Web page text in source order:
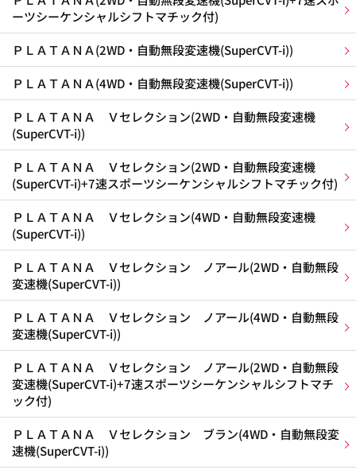
ーツシーケンシャルシフトマチック付)
ＰＬＡＴＡＮＡ(2WD・自動無段変速機(SuperCVT-i))
ＰＬＡＴＡＮＡ(4WD・自動無段変速機(SuperCVT-i))
ＰＬＡＴＡＮＡ Ｖセレクション(2WD・自動無段変速機
(SuperCVT-i))
ＰＬＡＴＡＮＡ Ｖセレクション(2WD・自動無段変速機
(SuperCVT-i)+7速スポーツシーケンシャルシフトマチック付)
ＰＬＡＴＡＮＡ Ｖセレクション(4WD・自動無段変速機
(SuperCVT-i))
ＰＬＡＴＡＮＡ Ｖセレクション ノアール(2WD・自動無段
変速機(SuperCVT-i))
ＰＬＡＴＡＮＡ Ｖセレクション ノアール(4WD・自動無段
変速機(SuperCVT-i))
ＰＬＡＴＡＮＡ Ｖセレクション ノアール(2WD・自動無段
変速機(SuperCVT-i)+7速スポーツシーケンシャルシフトマチ
ック付)
ＰＬＡＴＡＮＡ Ｖセレクション ブラン(4WD・自動無段変
速機(SuperCVT-i))